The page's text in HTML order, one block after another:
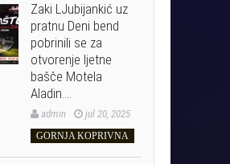
Zaki LJubijankić uz
pratnu Deni bend
pobrinili se za
otvorenje ljetne
bašče Motela
Aladin….
admin jul 20, 2025
GORNJA KOPRIVNA